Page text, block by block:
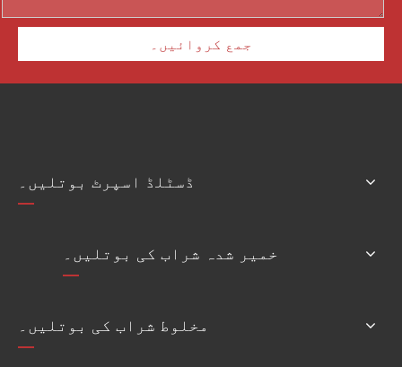
جمع کروائیں۔
ڈسٹلڈ اسپرٹ بوتلیں۔
خمیر شدہ شراب کی بوتلیں۔
مخلوط شراب کی بوتلیں۔